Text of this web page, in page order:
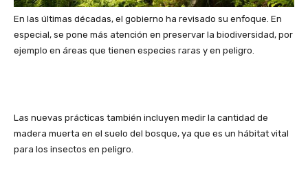
En las últimas décadas, el gobierno ha revisado su enfoque. En
especial, se pone más atención en preservar la biodiversidad, por
ejemplo en áreas que tienen especies raras y en peligro.
Las nuevas prácticas también incluyen medir la cantidad de
madera muerta en el suelo del bosque, ya que es un hábitat vital
para los insectos en peligro.